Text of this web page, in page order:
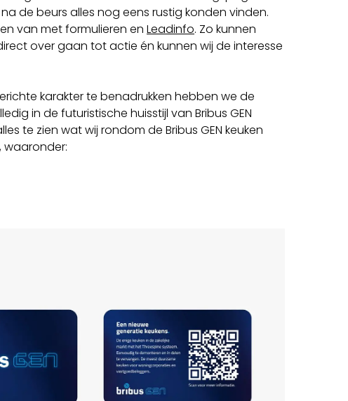
de beurs alles nog eens rustig konden vinden.
van met formulieren en Leadinfo. Zo kunnen
over gaan tot actie én kunnen wij de interesse
karakter te benadrukken hebben we de
in de futuristische huisstijl van Bribus GEN
te zien wat wij rondom de Bribus GEN keuken
waaronder: